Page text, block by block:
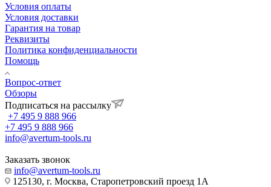
Условия оплаты
Условия доставки
Гарантия на товар
Реквизиты
Политика конфиденциальности
Помощь
Вопрос-ответ
Обзоры
Подписаться на рассылку
+7 495 9 888 966
+7 495 9 888 966
info@avertum-tools.ru
Заказать звонок
info@avertum-tools.ru
125130, г. Москва, Старопетровский проезд 1А